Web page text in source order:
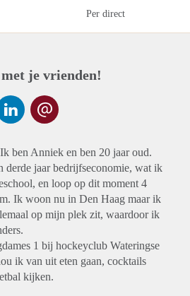
Per direct
je vrienden!
ben Anniek en ben 20 jaar oud.
jaar bedrijfseconomie, wat ik
en loop op dit moment 4
Ik woon nu in Den Haag maar ik
op mijn plek zit, waardoor ik
1 bij hockeyclub Wateringse
ik van uit eten gaan, cocktails
kijken.